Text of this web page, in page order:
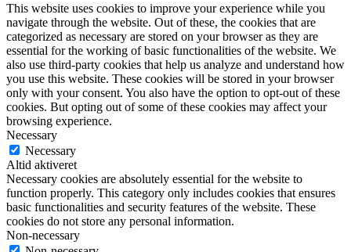
This website uses cookies to improve your experience while you
navigate through the website. Out of these, the cookies that are
categorized as necessary are stored on your browser as they are
essential for the working of basic functionalities of the website. We
also use third-party cookies that help us analyze and understand how
you use this website. These cookies will be stored in your browser
only with your consent. You also have the option to opt-out of these
cookies. But opting out of some of these cookies may affect your
browsing experience.
Necessary
Necessary
Altid aktiveret
Necessary cookies are absolutely essential for the website to
function properly. This category only includes cookies that ensures
basic functionalities and security features of the website. These
cookies do not store any personal information.
Non-necessary